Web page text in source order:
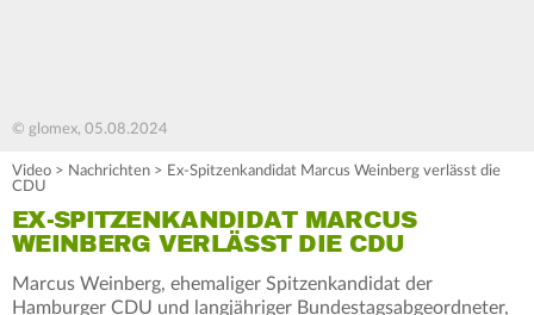
© glomex, 05.08.2024
Video > Nachrichten > Ex-Spitzenkandidat Marcus Weinberg verlässt die
CDU
EX-SPITZENKANDIDAT MARCUS
WEINBERG VERLÄSST DIE CDU
Marcus Weinberg, ehemaliger Spitzenkandidat der
Hamburger CDU und langjähriger Bundestagsabgeordneter,